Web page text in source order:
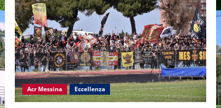
Acr Messina Eccellenza